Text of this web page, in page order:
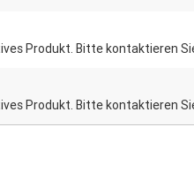
Produkt. Bitte kontaktieren
Produkt. Bitte kontaktieren